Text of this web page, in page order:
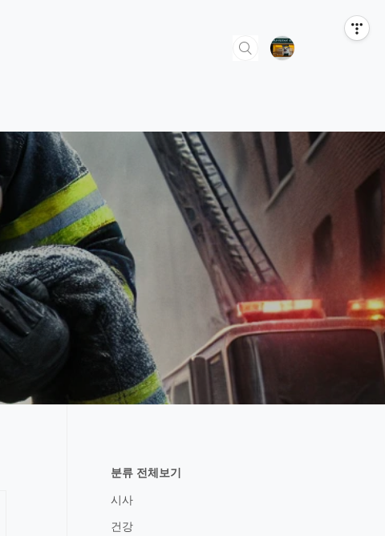
분류 전체보기
시사
건강